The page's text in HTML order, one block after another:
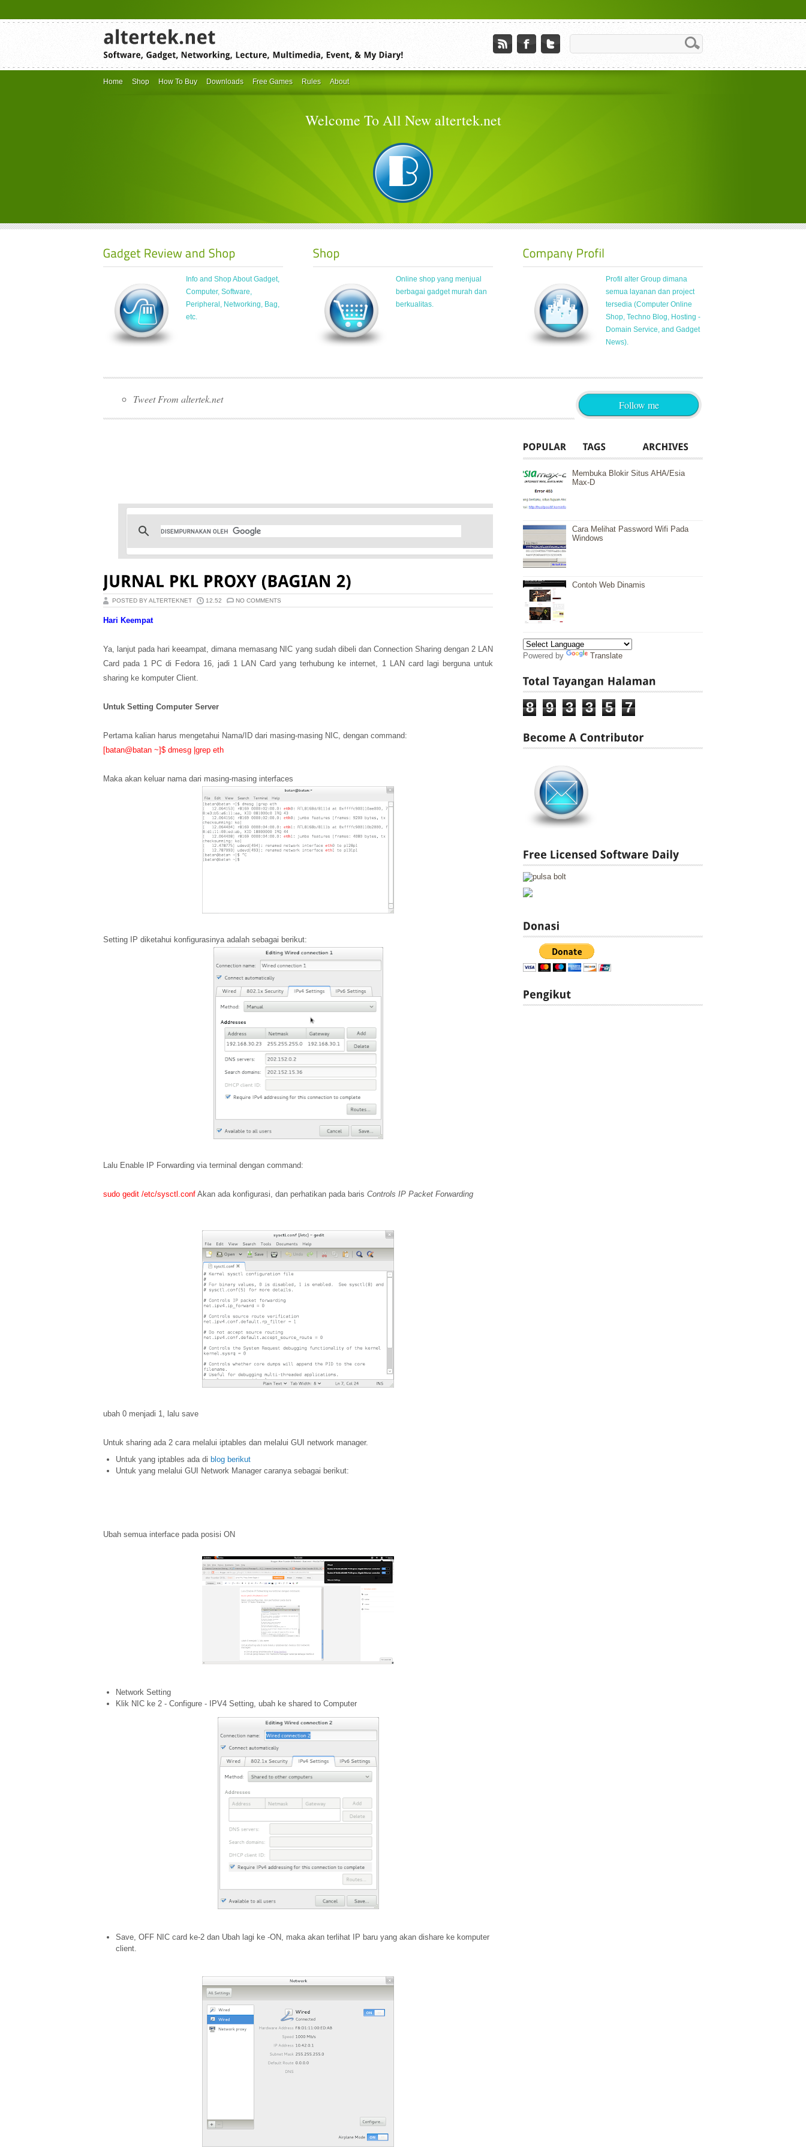
Home Shop How To Buy Downloads Free Games Rules About
Welcome To All New altertek.net
Info and Shop About Gadget,
Computer, Software,
Peripheral, Networking, Bag,
etc.
Online shop yang menjual
berbagai gadget murah dan
berkualitas.
Profil alter Group dimana
semua layanan dan project
tersedia (Computer Online
Shop, Techno Blog, Hosting -
Domain Service, and Gadget
News).
Tweet From altertek.net Follow me
POSTED BY ALTERTEKNET 12.52 NO COMMENTS
Hari Keempat
Ya, lanjut pada hari keeampat, dimana memasang NIC yang sudah dibeli dan Connection Sharing dengan 2 LAN
Card pada 1 PC di Fedora 16, jadi 1 LAN Card yang terhubung ke internet, 1 LAN card lagi berguna untuk
sharing ke komputer Client.
Untuk Setting Computer Server
Pertama kalian harus mengetahui Nama/ID dari masing-masing NIC, dengan command:
[batan@batan ~]$ dmesg |grep eth
Maka akan keluar nama dari masing-masing interfaces
Setting IP diketahui konfigurasinya adalah sebagai berikut:
Lalu Enable IP Forwarding via terminal dengan command:
sudo gedit /etc/sysctl.conf Akan ada konfigurasi, dan perhatikan pada baris Controls IP Packet Forwarding
ubah 0 menjadi 1, lalu save
Untuk sharing ada 2 cara melalui iptables dan melalui GUI network manager.
Untuk yang iptables ada di blog berikut
Untuk yang melalui GUI Network Manager caranya sebagai berikut:
Ubah semua interface pada posisi ON
Network Setting
Klik NIC ke 2 - Configure - IPV4 Setting, ubah ke shared to Computer
Save, OFF NIC card ke-2 dan Ubah lagi ke -ON, maka akan terlihat IP baru yang akan dishare ke komputer
client.
Membuka Blokir Situs AHA/Esia
Max-D
Cara Melihat Password Wifi Pada
Windows
Contoh Web Dinamis
Powered by Translate
8 9 3 3 5 7